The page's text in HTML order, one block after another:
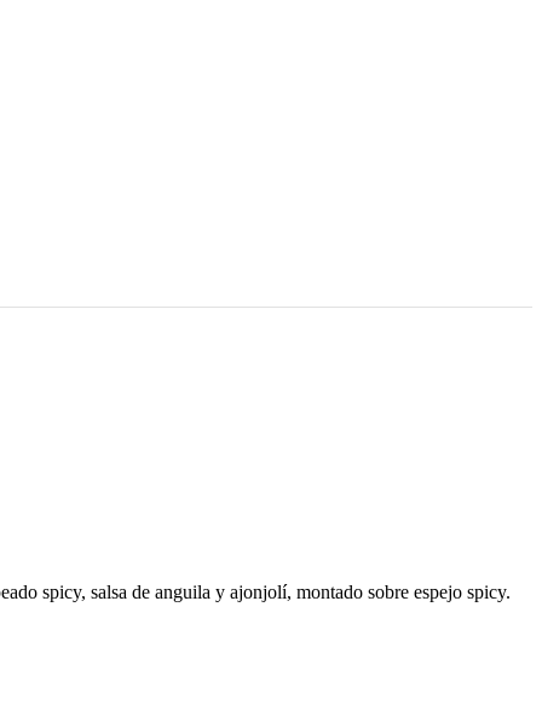
spicy, salsa de anguila y ajonjolí, montado sobre espejo spicy.